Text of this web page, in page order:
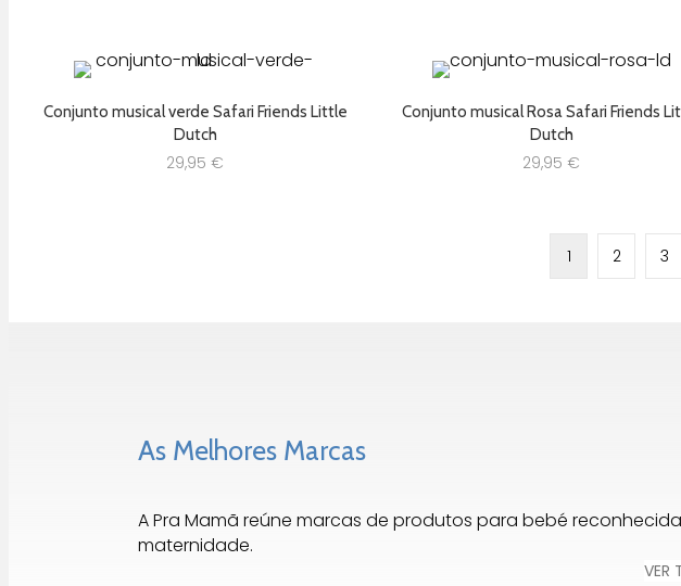
Conjunto musical verde Safari Friends Little
Dutch
29,95 €
Conjunto musical Rosa Safari Friends
Dutch
29,95 €
1 2 3
As Melhores Marcas
A Pra Mamã reúne marcas de produtos para bebé
maternidade.
VER